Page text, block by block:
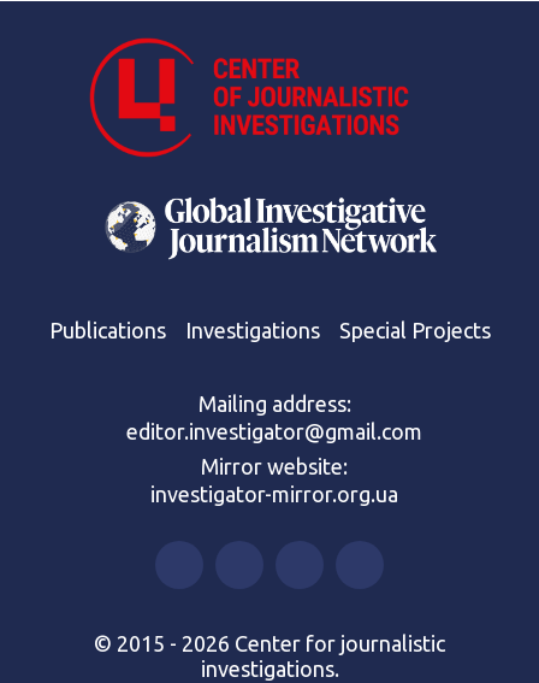
Publications Investigations Special Projects
Mailing address:
editor.investigator@gmail.com
Mirror website:
investigator-mirror.org.ua
© 2015 - 2026 Center for journalistic
investigations.